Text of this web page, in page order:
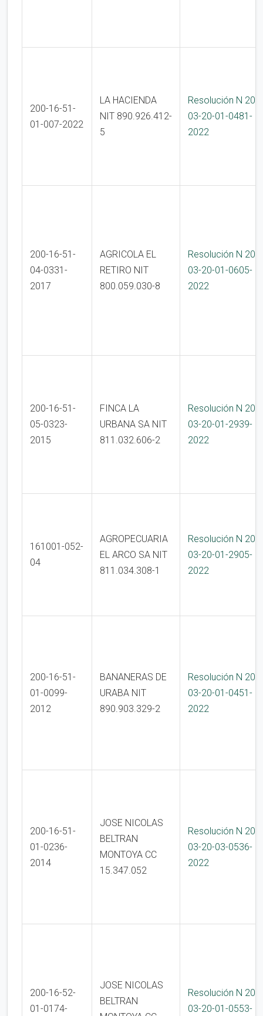
200-16-51-
01-007-2022
LA HACIENDA
NIT 890.926.412-
5
Resolución N 200-
03-20-01-0481-
2022
200-16-51-
04-0331-
2017
AGRICOLA EL
RETIRO NIT
800.059.030-8
Resolución N 200-
03-20-01-0605-
2022
200-16-51-
05-0323-
2015
FINCA LA
URBANA SA NIT
811.032.606-2
Resolución N 200-
03-20-01-2939-
2022
161001-052-
04
AGROPECUARIA
EL ARCO SA NIT
811.034.308-1
Resolución N 200-
03-20-01-2905-
2022
200-16-51-
01-0099-
2012
BANANERAS DE
URABA NIT
890.903.329-2
Resolución N 200-
03-20-01-0451-
2022
200-16-51-
01-0236-
2014
JOSE NICOLAS
BELTRAN
MONTOYA CC
15.347.052
Resolución N 200-
03-20-03-0536-
2022
200-16-52-
01-0174-
JOSE NICOLAS
BELTRAN
Resolución N 200-
03-20-01-0553-